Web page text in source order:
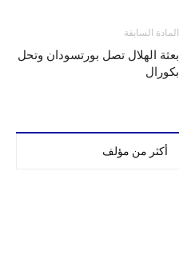
المادة السابقة
بعثة الهلال تصل بورتسودان وتحل
بكورال
أكثر من مؤلف